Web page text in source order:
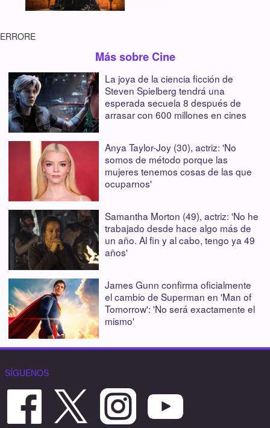
ERRORE
Más sobre Cine
La joya de la ciencia ficción de
Steven Spielberg tendrá una
esperada secuela 8 después de
arrasar con 600 millones en cines
Anya Taylor-Joy (30), actriz: 'No
somos de método porque las
mujeres tenemos cosas de las que
ocuparnos'
Samantha Morton (49), actriz: 'No he
trabajado desde hace algo más de
un año. Al fin y al cabo, tengo ya 49
años'
James Gunn confirma oficialmente
el cambio de Superman en 'Man of
Tomorrow': 'No será exactamente el
mismo'
SÍGUENOS